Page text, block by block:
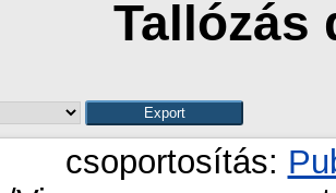
Tallózás
csoportosítás: